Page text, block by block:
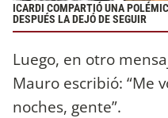
ICARDI COMPARTIÓ UNA
DESPUÉS LA DEJÓ DE SEGUIR
Luego, en otro
Mauro escribió: “Me
noches, gente”.